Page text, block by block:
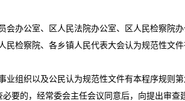
办公室、区人民法院办公室、区人民检察院
检察院、各乡镇人民代表大会认为规范性文
组织以及公民认为规范性文件有本程序规则
要的，经常委会主任会议同意后，向提出审查